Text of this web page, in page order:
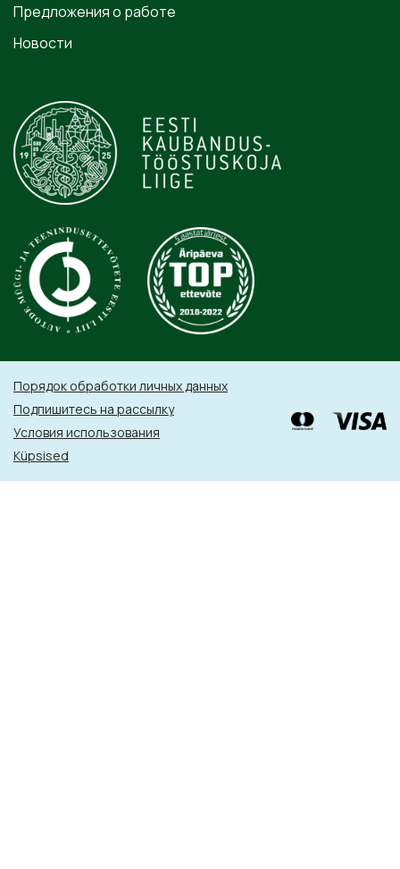
Предложения о работе
Новости
Порядок обработки личных данных
Подпишитесь на рассылку
Условия использования
Küpsised